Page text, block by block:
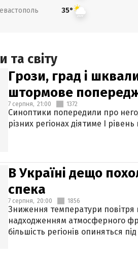
35°
та світу
Грози, град і
штормове
7 серпня, 21:00 1372
Синоптики попередили про
різних регіонах діятиме І
В Україні дещо
спека
7 серпня, 20:00 1856
Зниження температури повітря в
надходженням атмосферного
більшість регіонів опиняться